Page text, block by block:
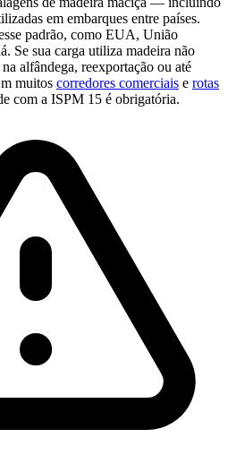
em embarques entre países.
padrão, como EUA, União
Se sua carga utiliza madeira não
alfândega, reexportação ou até
muitos corredores comerciais e rotas
com a ISPM 15 é obrigatória.